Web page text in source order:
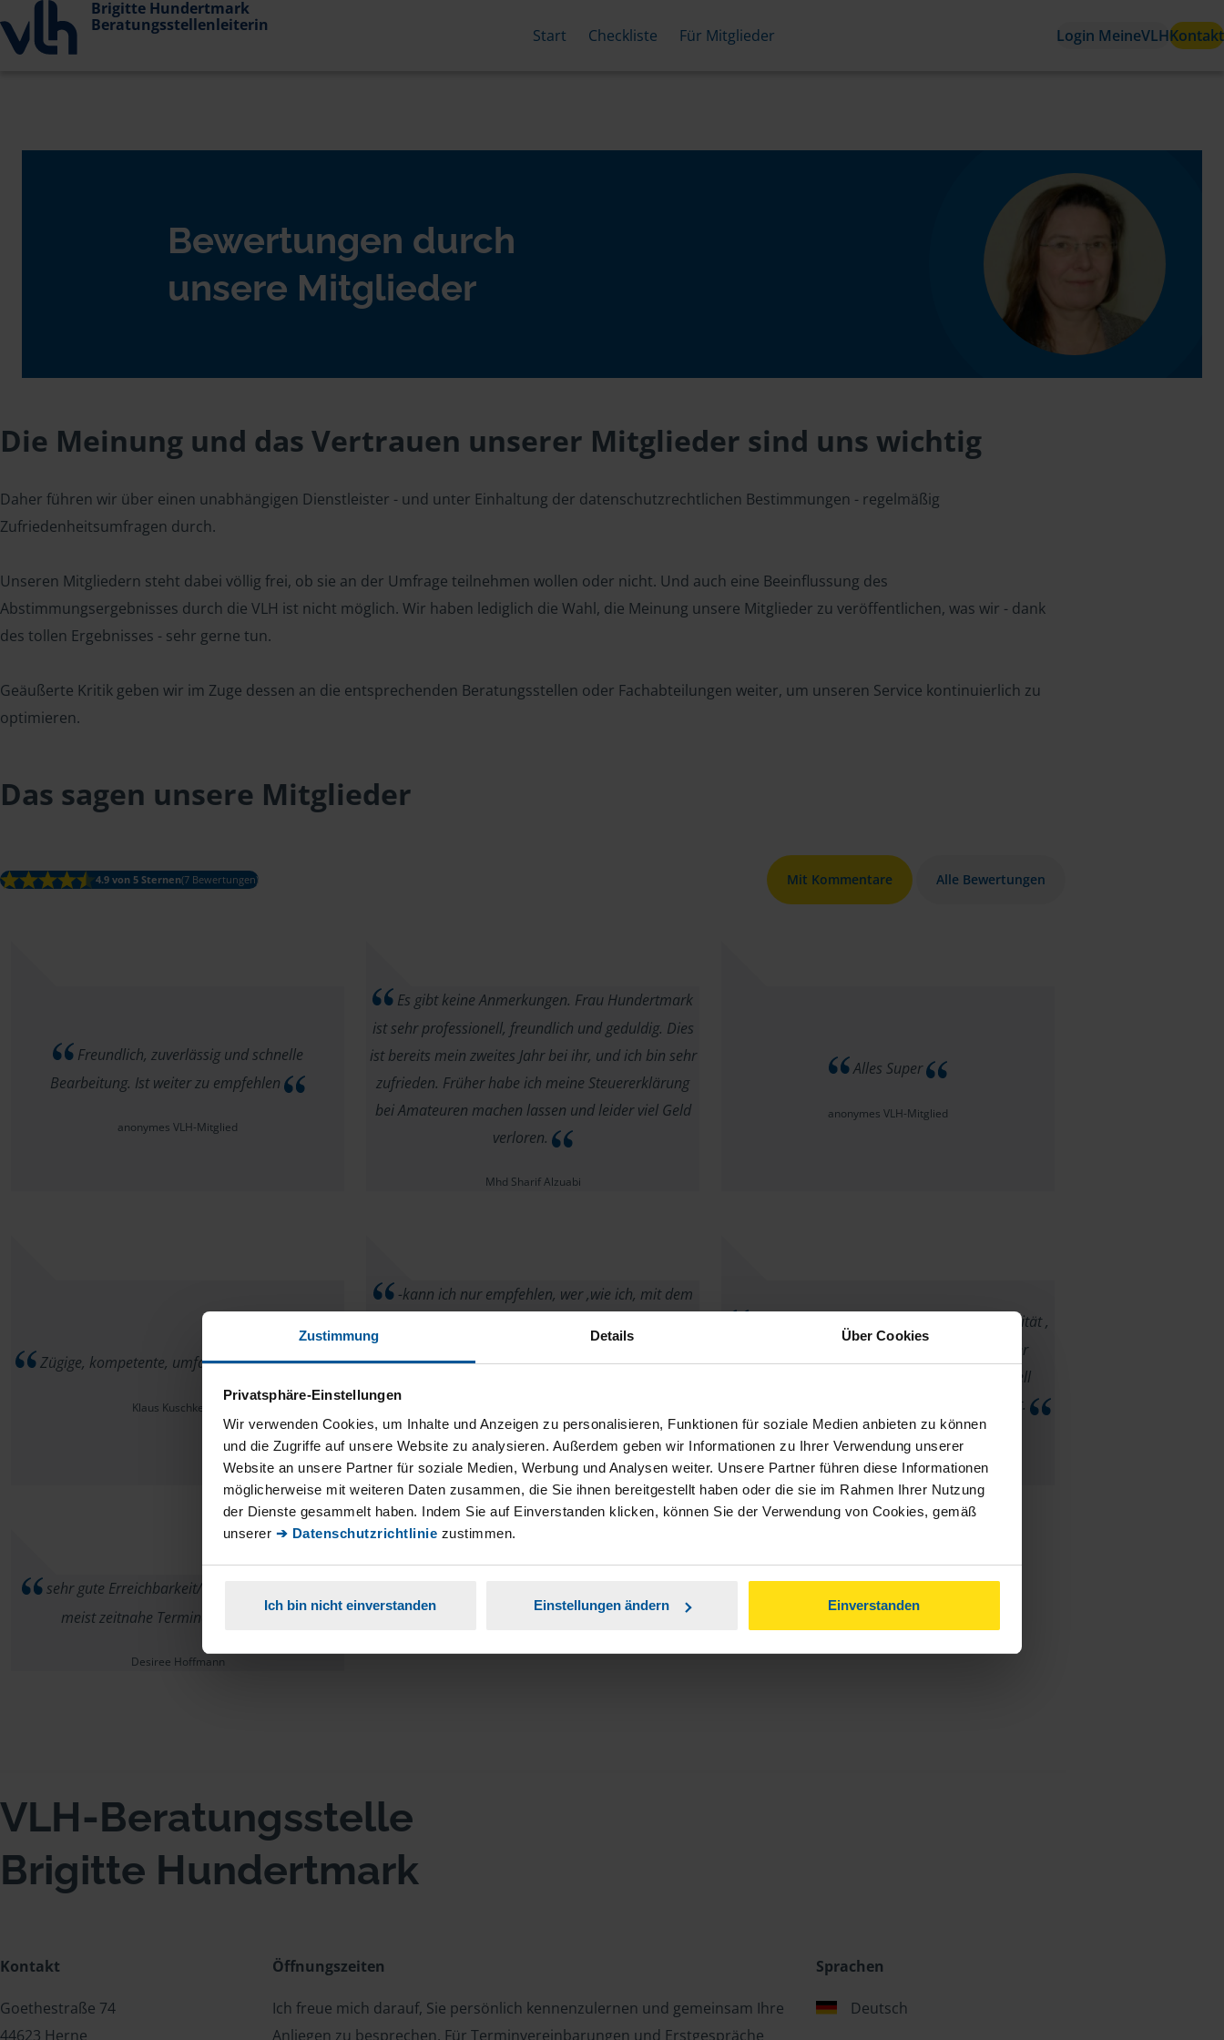
Zustimmung Details Über Cookies
Privatsphäre-Einstellungen
Wir verwenden Cookies, um Inhalte und Anzeigen zu personalisieren, Funktionen für soziale Medien anbieten zu können
und die Zugriffe auf unsere Website zu analysieren. Außerdem geben wir Informationen zu Ihrer Verwendung unserer
Website an unsere Partner für soziale Medien, Werbung und Analysen weiter. Unsere Partner führen diese Informationen
möglicherweise mit weiteren Daten zusammen, die Sie ihnen bereitgestellt haben oder die sie im Rahmen Ihrer Nutzung
der Dienste gesammelt haben. Indem Sie auf Einverstanden klicken, können Sie der Verwendung von Cookies, gemäß
unserer ➔ Datenschutzrichtlinie zustimmen.
Ich bin nicht einverstanden Einstellungen ändern Einverstanden
Brigitte Hundertmark
Beratungsstellenleiterin
Start Checkliste Für Mitglieder Login MeineVLHKontakt
Bewertungen durch
unsere Mitglieder
Die Meinung und das Vertrauen unserer Mitglieder sind uns wichtig
Daher führen wir über einen unabhängigen Dienstleister - und unter Einhaltung der datenschutzrechtlichen Bestimmungen - regelmäßig
Zufriedenheitsumfragen durch.
Unseren Mitgliedern steht dabei völlig frei, ob sie an der Umfrage teilnehmen wollen oder nicht. Und auch eine Beeinflussung des
Abstimmungsergebnisses durch die VLH ist nicht möglich. Wir haben lediglich die Wahl, die Meinung unsere Mitglieder zu veröffentlichen, was wir - dank
des tollen Ergebnisses - sehr gerne tun.
Geäußerte Kritik geben wir im Zuge dessen an die entsprechenden Beratungsstellen oder Fachabteilungen weiter, um unseren Service kontinuierlich zu
optimieren.
Das sagen unsere Mitglieder
4.9 von 5 Sternen(7 Bewertungen) Mit Kommentare Alle Bewertungen
Freundlich, zuverlässig und schnelle
Bearbeitung. Ist weiter zu empfehlen
anonymes VLH-Mitglied
Es gibt keine Anmerkungen. Frau Hundertmark
ist sehr professionell, freundlich und geduldig. Dies
ist bereits mein zweites Jahr bei ihr, und ich bin sehr
zufrieden. Früher habe ich meine Steuererklärung
bei Amateuren machen lassen und leider viel Geld
verloren.
Mhd Sharif Alzuabi
Alles Super
anonymes VLH-Mitglied
Zügige, kompetente, umfassende Beratung!
Klaus Kuschkewitz
-kann ich nur empfehlen, wer ,wie ich, mit dem
echt gut aufgehoben. Alles wird korrekt angegeben
Steuerklärung abzugeben. Auch die Beratung ist gut
und die Beraterin sehr nett.
GC
Ich war sehr zufrieden bei der Professionalität ,
der Verfügbarkeit und der Freundlichkeit der
Beraterin. Sie hatte alle meine Fragen schnell
beantwortet, am Ende war ich sehr beeindruckt.
Sadou
sehr gute Erreichbarkeit/ schnelle Hilfe / auch
meist zeitnahe Termine möglich !
Desiree Hoffmann
VLH-Beratungsstelle
Brigitte Hundertmark
Kontakt
Goethestraße 74
44623 Herne
Öffnungszeiten
Ich freue mich darauf, Sie persönlich kennenzulernen und gemeinsam Ihre
Anliegen zu besprechen. Für Terminvereinbarungen und Erstgespräche
Sprachen
Deutsch